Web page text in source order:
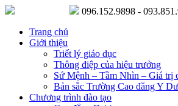
096.152.9898 -
Trang chủ
Giới thiệu
Triết lý giáo dục
Thông điệp của hiệu trưởng
Sứ Mệnh – Tầm Nhìn – Giá trị
Bản sắc Trường Cao đẳng Y
Chương trình đào tạo